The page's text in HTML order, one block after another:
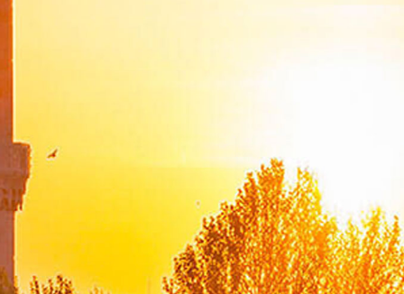
Mali Tablolar
Mali Durum Raporları
İdare Faaliyet Raporu
Bakan
Konuşmalar